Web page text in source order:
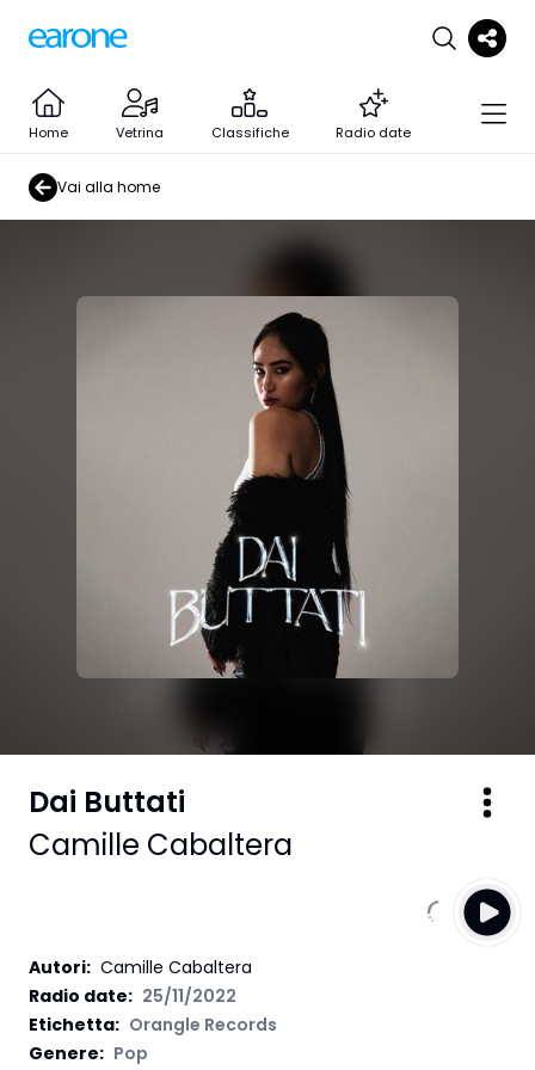
Home Vetrina Classifiche Radio date
Vai alla home
Dai Buttati
Camille Cabaltera
Autori: Camille Cabaltera
Radio date: 25/11/2022
Etichetta: Orangle Records
Genere: Pop